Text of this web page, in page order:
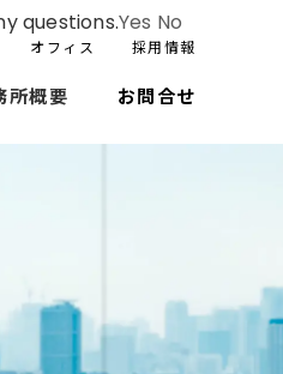
オフィス 採用情報
所概要 お問合せ
questions.Yes No